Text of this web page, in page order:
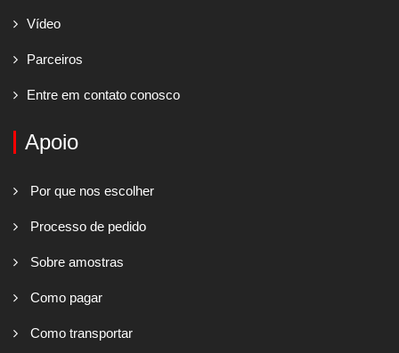
Vídeo
Parceiros
Entre em contato conosco
Apoio
Por que nos escolher
Processo de pedido
Sobre amostras
Como pagar
Como transportar